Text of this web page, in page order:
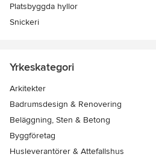
Platsbyggda hyllor
Snickeri
Yrkeskategori
Arkitekter
Badrumsdesign & Renovering
Beläggning, Sten & Betong
Byggföretag
Husleverantörer & Attefallshus